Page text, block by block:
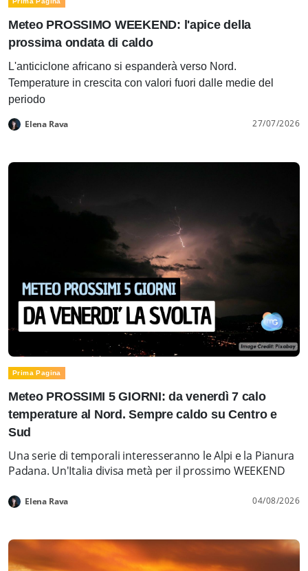
Meteo PROSSIMO WEEKEND: l'apice della
prossima ondata di caldo
L'anticiclone africano si espanderà verso Nord.
Temperature in crescita con valori fuori dalle medie del
periodo
Elena Rava 27/07/2026
Prima Pagina
Meteo PROSSIMI 5 GIORNI: da venerdì 7 calo
temperature al Nord. Sempre caldo su Centro e
Sud
Una serie di temporali interesseranno le Alpi e la Pianura
Padana. Un'Italia divisa metà per il prossimo WEEKEND
Elena Rava 04/08/2026